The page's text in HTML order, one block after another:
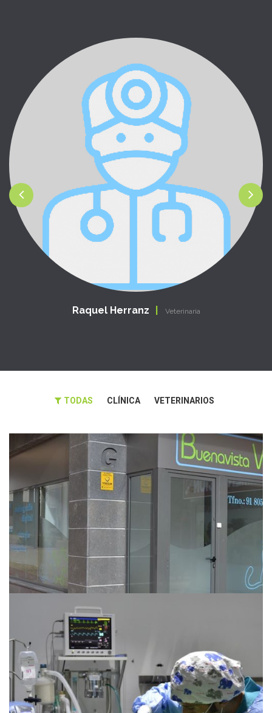
Raquel Herranz Veterinaria
TODAS CLÍNICA VETERINARIOS